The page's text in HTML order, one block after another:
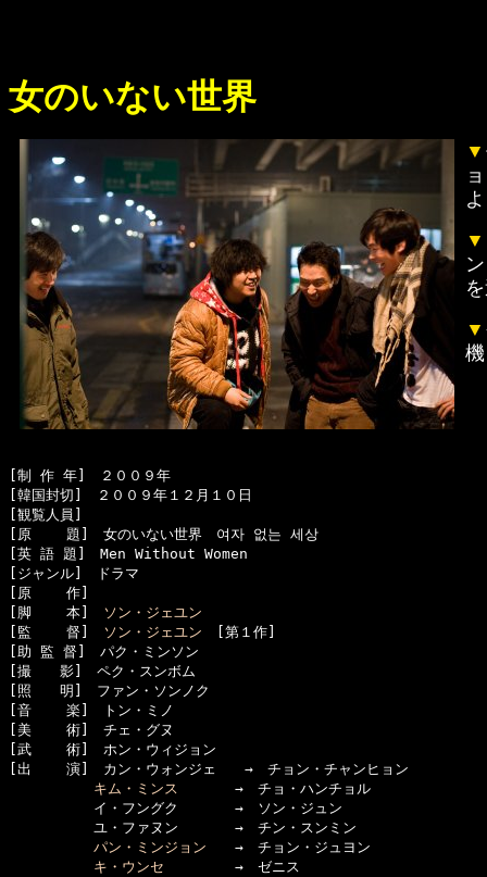
女のいない世界
▼
▼
▼
[制 作 年]　２００９年
[韓国封切]　２００９年１２月１０日
[観覧人員]
[原    題]　女のいない世界　여자 없는 세상
[英 語 題]　Men Without Women
[ジャンル]　ドラマ
[原    作]
[脚    本]
ソン・ジェユン
[監    督]
ソン・ジェユン [第１作]
[助 監 督]　パク・ミンソン
[撮　　影]　ペク・スンボム
[照　　明]　ファン・ソンノク
[音    楽]　トン・ミノ
[美    術]　チェ・グヌ
[武    術]　ホン・ウィジョン
[出    演]　カン・ウォンジェ　　→　チョン・チャンヒョン
キム・ミンス →　チョ・ハンチョル
イ・フングク　　　　→　ソン・ジュン
ユ・ファヌン　　　　→　チン・スンミン
パン・ミンジョン →　チョン・ジュヨン
キ・ウンセ →　ゼニス